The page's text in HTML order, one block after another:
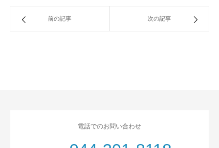
前の記事 次の記事
電話でのお問い合わせ